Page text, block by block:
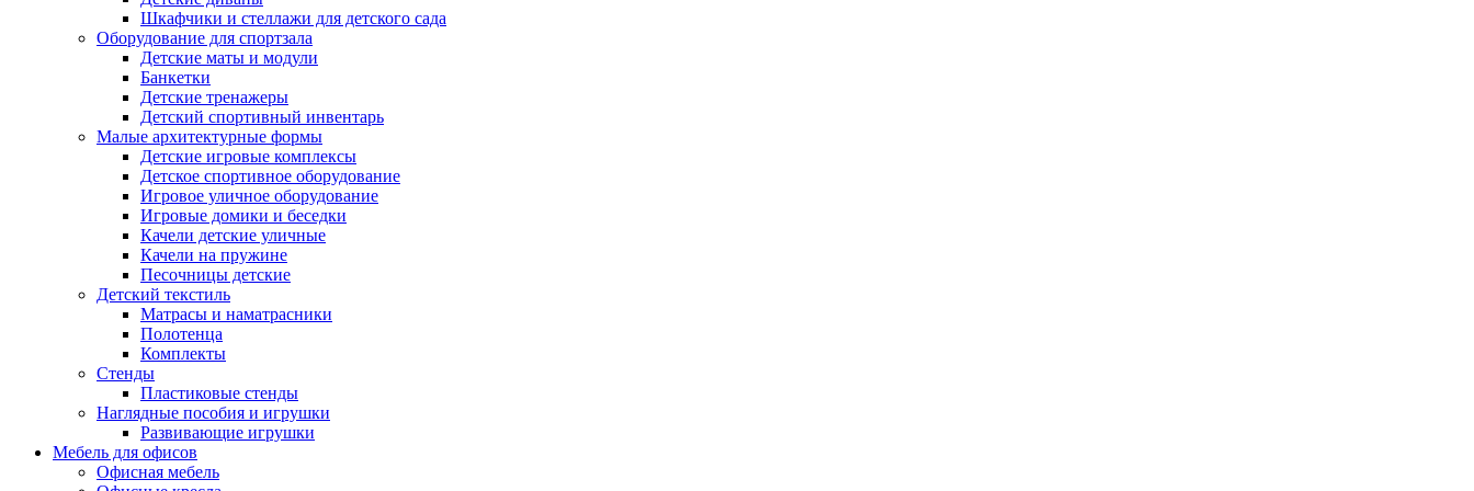
Шкафчики и стеллажи для детского сада
Оборудование для спортзала
Детские маты и модули
Банкетки
Детские тренажеры
Детский спортивный инвентарь
Малые архитектурные формы
Детские игровые комплексы
Детское спортивное оборудование
Игровое уличное оборудование
Игровые домики и беседки
Качели детские уличные
Качели на пружине
Песочницы детские
Детский текстиль
Матрасы и наматрасники
Полотенца
Комплекты
Стенды
Пластиковые стенды
Наглядные пособия и игрушки
Развивающие игрушки
Мебель для офисов
Офисная мебель